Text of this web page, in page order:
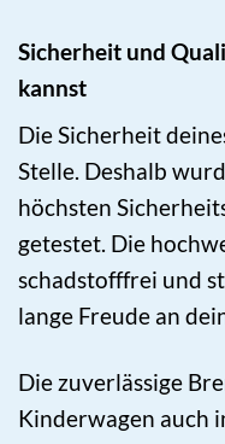
Sicherheit und
kannst
Die Sicherheit
Stelle. Deshalb
höchsten
getestet. Die
schadstofffrei und
lange Freude an
Die zuverlässige
Kinderwagen auch